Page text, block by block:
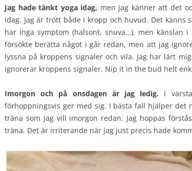
Jag hade tänkt yoga idag, men jag känner att det
idag. Jag är trött både i kropp och huvud. Det känns
har inga symptom (halsont, snuva…), men känslan
försökte berätta något i går redan, men att jag
lyssna på kroppens signaler och vila. Jag har lärt
ignorerar kroppens signaler. Nip it in the bud helt
Imorgon och på onsdagen är jag ledig. I
förhoppningsvis ger med sig. I bästa fall hjälper det
träna som jag vill imorgon redan. Jag hoppas
träna. Det är irriterande när jag just precis hade